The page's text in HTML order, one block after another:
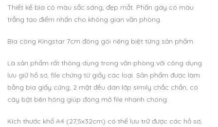
Thiết kế bìa có màu sắc sáng, đẹp mắt. Phần gáy có màu
trắng tạo điểm nhấn cho không gian văn phòng.
Bìa còng Kingstar 7cm đóng gói riêng biệt từng sản phẩm.
Là sản phẩm rất thông dụng trong văn phòng với công dụng
lưu giữ hồ sơ, file chứng từ giấy các loại. Sản phẩm được làm
bằng bìa giấy cứng, 2 mặt đều dán lớp simily chắc chắn, có
cây bật bên hông giúp đóng mở file nhanh chóng.
Kích thước khổ A4 (27,5x32cm) có thể lưu trữ được các hồ sơ,